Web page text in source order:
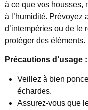
à ce que vos housses,
à l’humidité. Prévoyez
d’intempéries ou de le
protéger des éléments.
Précautions d’usage :
Veillez à bien
échardes.
Assurez-vous que